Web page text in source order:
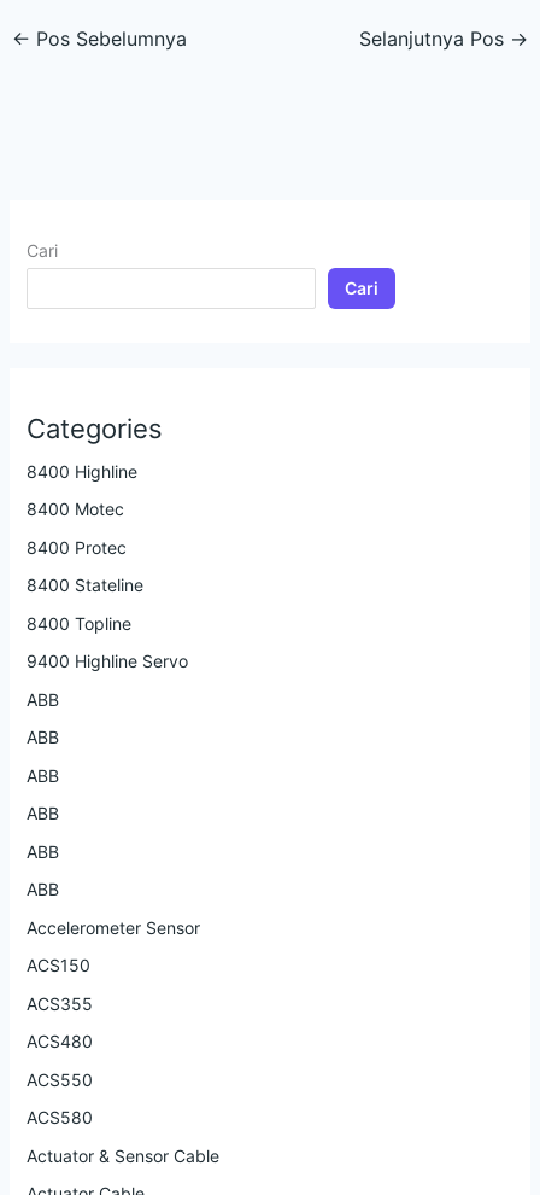
← Pos Sebelumnya Selanjutnya Pos →
Cari
Cari
Categories
8400 Highline
8400 Motec
8400 Protec
8400 Stateline
8400 Topline
9400 Highline Servo
ABB
ABB
ABB
ABB
ABB
ABB
Accelerometer Sensor
ACS150
ACS355
ACS480
ACS550
ACS580
Actuator & Sensor Cable